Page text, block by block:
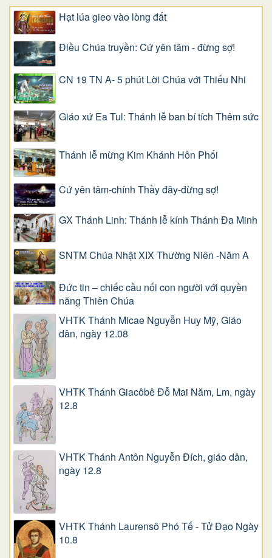
Hạt lúa gieo vào lòng đất
Điều Chúa truyền: Cứ yên tâm - đừng sợ!
CN 19 TN A- 5 phút Lời Chúa với Thiếu Nhi
Giáo xứ Ea Tul: Thánh lễ ban bí tích Thêm sức
Thánh lễ mừng Kim Khánh Hôn Phối
Cứ yên tâm-chính Thầy đây-đừng sợ!
GX Thánh Linh: Thánh lễ kính Thánh Đa Minh
SNTM Chúa Nhật XIX Thường Niên -Năm A
Đức tin – chiếc cầu nối con người với quyền
năng Thiên Chúa
VHTK Thánh Micae Nguyễn Huy Mỹ, Giáo
dân, ngày 12.08
VHTK Thánh Giacôbê Ðỗ Mai Năm, Lm, ngày
12.8
VHTK Thánh Antôn Nguyễn Ðích, giáo dân,
ngày 12.8
VHTK Thánh Laurensô Phó Tế - Tử Đạo Ngày
10.8